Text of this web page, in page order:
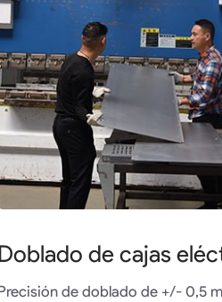
de cajas
de doblado de +/- 0,5